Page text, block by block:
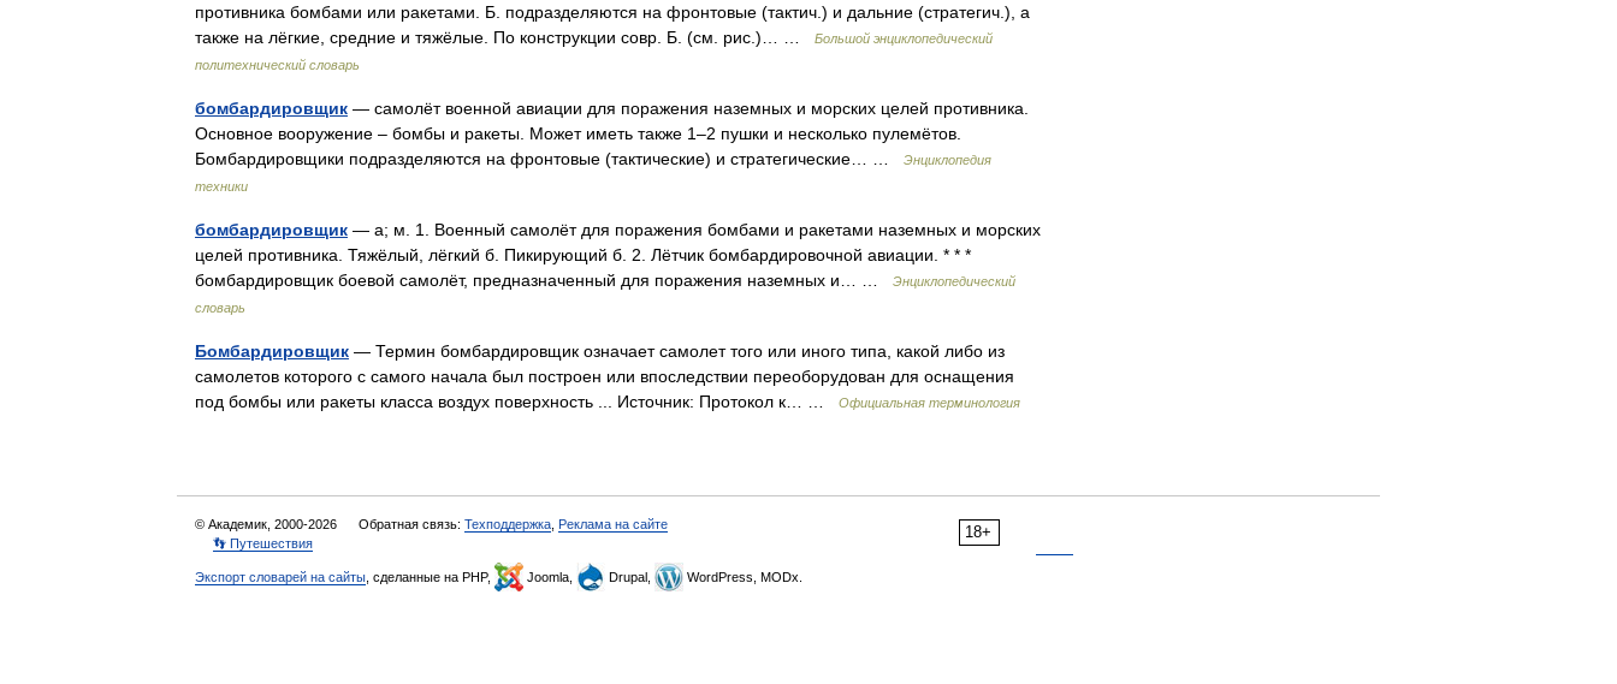
противника бомбами или ракетами. Б. подразделяются на фронтовые (тактич.) и дальние (стратегич.), а
также на лёгкие, средние и тяжёлые. По конструкции совр. Б. (см. рис.)… …
Большой энциклопедический
политехнический словарь
бомбардировщик — самолёт военной авиации для поражения наземных и морских целей противника.
Основное вооружение – бомбы и ракеты. Может иметь также 1–2 пушки и несколько пулемётов.
Бомбардировщики подразделяются на фронтовые (тактические) и стратегические… …
Энциклопедия
техники
бомбардировщик — а; м. 1. Военный самолёт для поражения бомбами и ракетами наземных и морских
целей противника. Тяжёлый, лёгкий б. Пикирующий б. 2. Лётчик бомбардировочной авиации. * * *
бомбардировщик боевой самолёт, предназначенный для поражения наземных и… …
Энциклопедический
словарь
Бомбардировщик — Термин бомбардировщик означает самолет того или иного типа, какой либо из
самолетов которого с самого начала был построен или впоследствии переоборудован для оснащения
под бомбы или ракеты класса воздух поверхность ... Источник: Протокол к… …
Официальная терминология
18+
© Академик, 2000-2026 Обратная связь: Техподдержка Реклама на сайте
👣 Путешествия
Экспорт словарей на сайты , сделанные на PHP, Joomla, Drupal, WordPress, MODx.